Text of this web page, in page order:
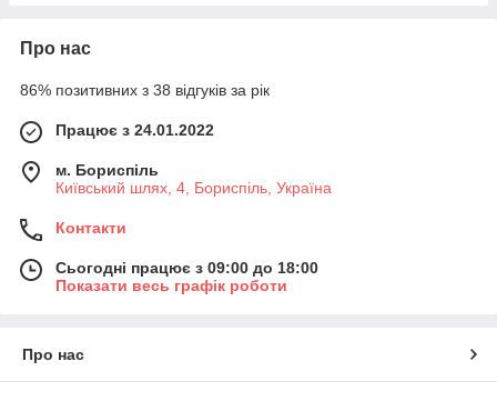
Про нас
86% позитивних з 38 відгуків за рік
Працює з 24.01.2022
м. Бориспіль
Київський шлях, 4, Бориспіль, Україна
Контакти
Сьогодні працює з 09:00 до 18:00
Показати весь графік роботи
Про нас